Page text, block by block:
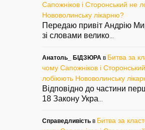
Сапожніков і Сторонський не
Нововолинську лікарню?
Передаю привіт Андрію
зі словами велико
Анатоль_ БІДЗЮРА в Битва за
чому Сапожніков і
лобіюють Нововолинську
Відповідно до частини
18 Закону Укра
Справедливість в Битва за